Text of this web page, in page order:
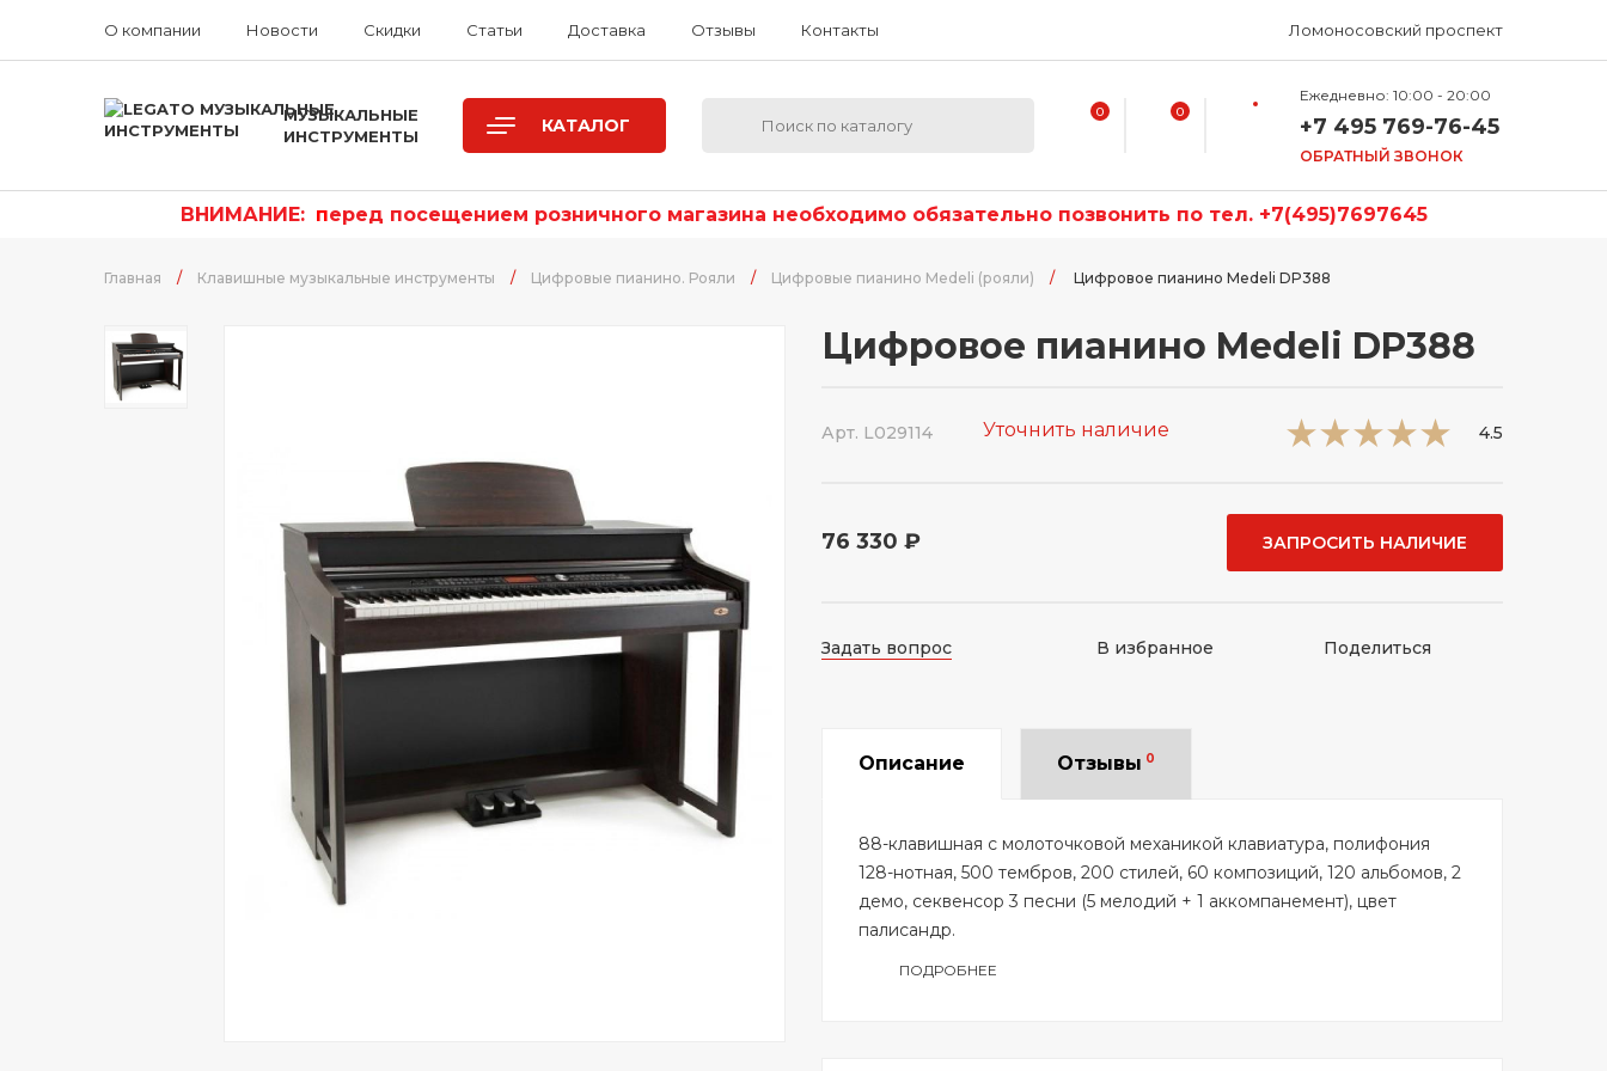
О компании Новости Скидки Статьи Доставка Отзывы Контакты Ломоносовский проспект
МУЗЫКАЛЬНЫЕ
ИНСТРУМЕНТЫ
КАТАЛОГ
0 0
Ежедневно: 10:00 - 20:00
+7 495 769-76-45
ОБРАТНЫЙ ЗВОНОК
ВНИМАНИЕ: перед посещением розничного магазина необходимо обязательно позвонить по тел. +7(495)7697645
Главная / Клавишные музыкальные инструменты / Цифровые пианино. Рояли / Цифровые пианино Medeli (рояли) / Цифровое пианино Medeli DP388
Цифровое пианино Medeli DP388
Арт. L029114 Уточнить наличие 4.5
76 330 ₽ ЗАПРОСИТЬ НАЛИЧИЕ
Задать вопрос В избранное Поделиться
Описание Отзывы 0
88-клавишная с молоточковой механикой клавиатура, полифония
128-нотная, 500 тембров, 200 стилей, 60 композиций, 120 альбомов, 2
демо, секвенсор 3 песни (5 мелодий + 1 аккомпанемент), цвет
палисандр.
ПОДРОБНЕЕ